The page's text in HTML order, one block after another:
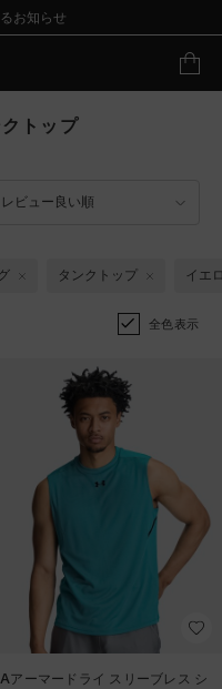
お知らせ
トップ
レビュー良い順
タンクトップ イエ
全色表示
アーマードライ スリーブレス シ